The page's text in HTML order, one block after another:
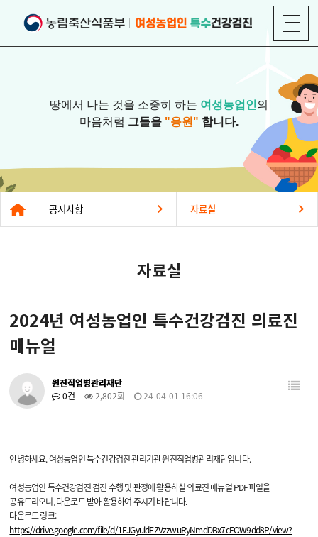
땅에서 나는 것을 소중히 하는 여성농업인의
마음처럼 그들을 "응원" 합니다.
공지사항 자료실
자료실
2024년 여성농업인 특수건강검진 의료진
매뉴얼
원진직업병관리재단
0건
2,802회 24-04-01 16:06
안녕하세요. 여성농업인 특수건강검진 관리기관 원진직업병관리재단입니다.
여성농업인 특수건강검진 검진 수행 및 판정에 활용하실 의료진 매뉴얼 PDF파일을
공유드리오니, 다운로드 받아 활용하여 주시기 바랍니다.
다운로드 링크:
https://drive.google.com/file/d/1EJGyuldEZVzzwuRyNmdDBx7cEOW9dd8P/view?